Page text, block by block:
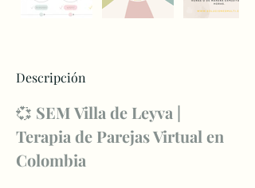
Descripción
💞 SEM Villa de Leyva |
Terapia de Parejas Virtual en
Colombia